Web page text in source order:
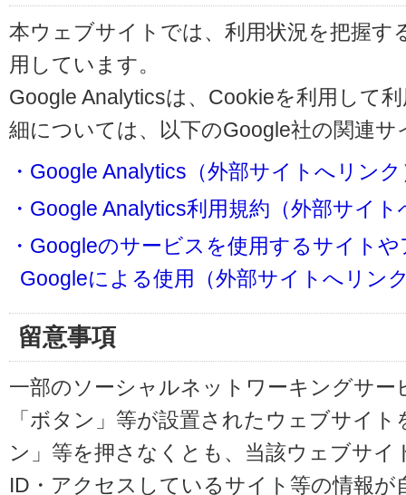
本ウェブサイトでは、利用状況を把握す
用しています。
Google Analyticsは、Cookieを利用して
細については、以下のGoogle社の関連
・Google Analytics（外部サイトへリンク
・Google Analytics利用規約（外部サイ
・Googleのサービスを使用するサイト
Googleによる使用（外部サイトへリン
留意事項
一部のソーシャルネットワーキングサー
「ボタン」等が設置されたウェブサイ
ン」等を押さなくとも、当該ウェブサイ
ID・アクセスしているサイト等の情報